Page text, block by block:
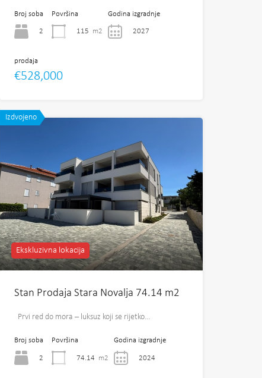
Broj soba
2
Površina
115 m2
Godina izgradnje
2027
prodaja
€528,000
Izdvojeno
Ekskluzivna lokacija
Stan Prodaja Stara Novalja 74.14 m2
Prvi red do mora – luksuz koji se rijetko…
Broj soba
2
Površina
74.14 m2
Godina izgradnje
2024